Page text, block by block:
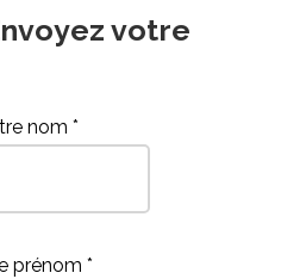
votre
nom *
prénom *